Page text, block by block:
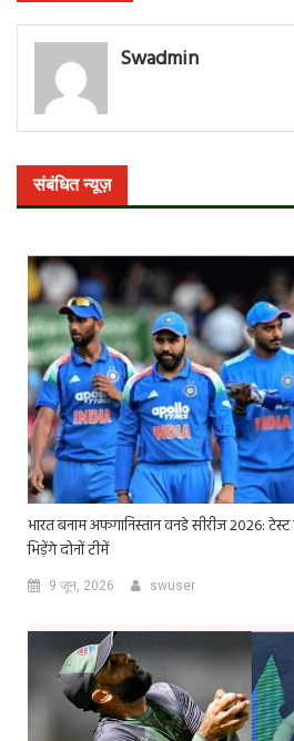
नेविगेशन
Swadmin
संबंधित न्यूज़
भारत बनाम अफगानिस्तान वनडे सीरीज 2026:
भिड़ेंगे दोनों टीमें
9 जून, 2026 swuser